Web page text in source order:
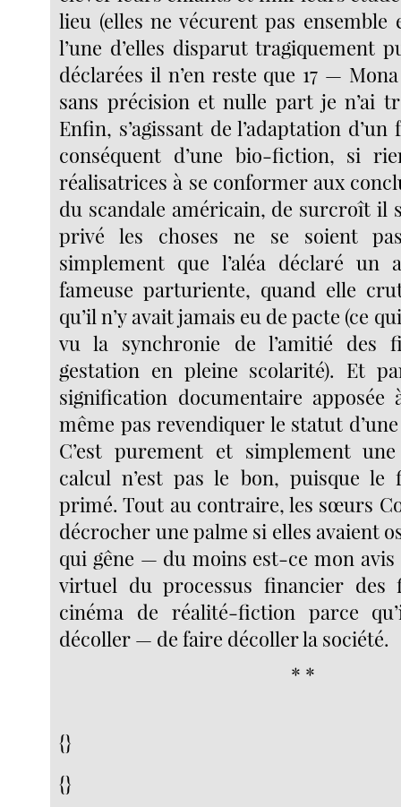
lieu (elles ne vécurent pas ensemble
l’une d’elles disparut tragiquement
déclarées il n’en reste que 17 —
sans précision et nulle part je n’ai
Enfin, s’agissant de l’adaptation
conséquent d’une bio-fiction, si
réalisatrices à se conformer aux
du scandale américain, de surcroît il
privé les choses ne se soient
simplement que l’aléa déclaré un
fameuse parturiente, quand elle
qu’il n’y avait jamais eu de pacte (ce
vu la synchronie de l’amitié des
gestation en pleine scolarité). Et
signification documentaire
même pas revendiquer le statut
C’est purement et simplement
calcul n’est pas le bon, puisque le
primé. Tout au contraire, les sœurs
décrocher une palme si elles avaient
qui gêne — du moins est-ce mon avis
virtuel du processus financier
cinéma de réalité-fiction parce
décoller — de faire décoller la société.
* *
{}
{}